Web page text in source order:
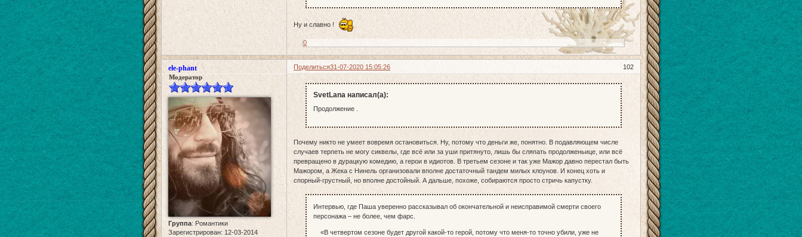
Ну и славно !
0
Поделиться 102
31-07-2020 15:05:26
ele-phant
Модератор
Группа: Романтики
Зарегистрирован: 12-03-2014
SvetLana написал(а):
Продолжение .
Почему никто не умеет вовремя остановиться. Ну, потому что деньги же, понятно. В подавляющем числе
случаев терпеть не могу сиквелы, где всё или за уши притянуто, лишь бы сляпать продолженьице, или всё
превращено в дурацкую комедию, а герои в идиотов. В третьем сезоне и так уже Мажор давно перестал быть
Мажором, а Жека с Нинель организовали вполне достаточный тандем милых клоунов. И конец хоть и
спорный-грустный, но вполне достойный. А дальше, похоже, собираются просто стричь капустку.
Интервью, где Паша уверенно рассказывал об окончательной и неисправимой смерти своего
персонажа – не более, чем фарс.
«В четвертом сезоне будет другой какой-то герой, потому что меня-то точно убили, уже не